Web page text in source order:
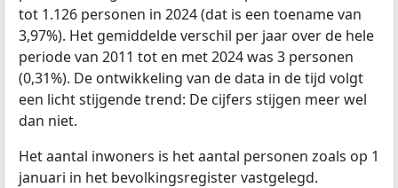
tot 1.126 personen in 2024 (dat is een toename van
3,97%). Het gemiddelde verschil per jaar over de hele
periode van 2011 tot en met 2024 was 3 personen
(0,31%). De ontwikkeling van de data in de tijd volgt
een licht stijgende trend: De cijfers stijgen meer wel
dan niet.
Het aantal inwoners is het aantal personen zoals op 1
januari in het bevolkingsregister vastgelegd.